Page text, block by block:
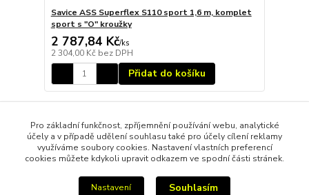
Savice ASS Superflex S110 sport 1,6 m, komplet
sport s "O" kroužky
2 787,84 Kč/ks
2 304,00 Kč bez DPH
Přidat do košíku
Načíst další produkty (21)
strana z 2další
Pro základní funkčnost, zpříjemnění používání webu, analytické
účely a v případě udělení souhlasu také pro účely cílení reklamy
využíváme soubory cookies. Nastavení vlastních preferencí
cookies můžete kdykoli upravit odkazem ve spodní části stránek.
Nastavení Souhlasím